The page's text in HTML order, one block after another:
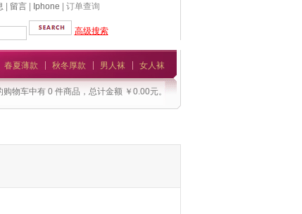
留言| Iphone | 订单查询
高级搜索
春夏薄款 秋冬厚款 男人袜 女人袜
购物车中有 0 件商品，总计金额 ￥0.00元。